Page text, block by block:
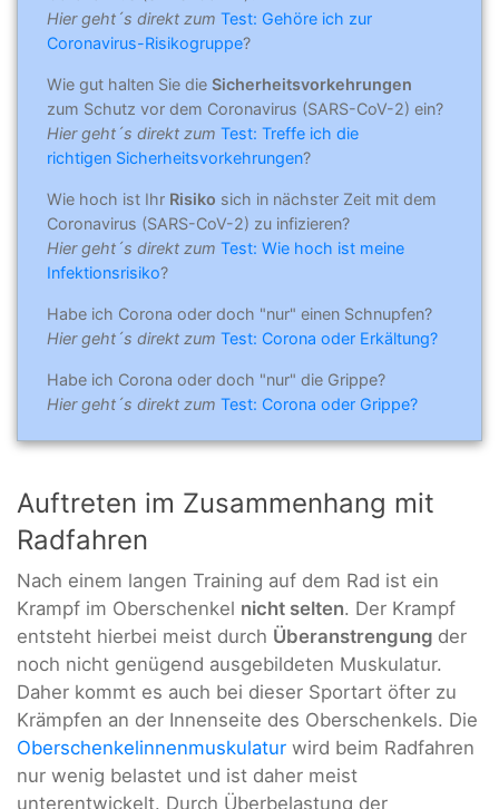
Hier geht´s direkt zum Test: Gehöre ich zur
Coronavirus-Risikogruppe?
Wie gut halten Sie die Sicherheitsvorkehrungen
zum Schutz vor dem Coronavirus (SARS-CoV-2) ein?
Hier geht´s direkt zum Test: Treffe ich die
richtigen Sicherheitsvorkehrungen?
Wie hoch ist Ihr Risiko sich in nächster Zeit mit dem
Coronavirus (SARS-CoV-2) zu infizieren?
Hier geht´s direkt zum Test: Wie hoch ist meine
Infektionsrisiko?
Habe ich Corona oder doch "nur" einen Schnupfen?
Hier geht´s direkt zum Test: Corona oder Erkältung?
Habe ich Corona oder doch "nur" die Grippe?
Hier geht´s direkt zum Test: Corona oder Grippe?
Auftreten im Zusammenhang mit
Radfahren
Nach einem langen Training auf dem Rad ist ein
Krampf im Oberschenkel nicht selten. Der Krampf
entsteht hierbei meist durch Überanstrengung der
noch nicht genügend ausgebildeten Muskulatur.
Daher kommt es auch bei dieser Sportart öfter zu
Krämpfen an der Innenseite des Oberschenkels. Die
Oberschenkelinnenmuskulatur wird beim Radfahren
nur wenig belastet und ist daher meist
unterentwickelt. Durch Überbelastung der